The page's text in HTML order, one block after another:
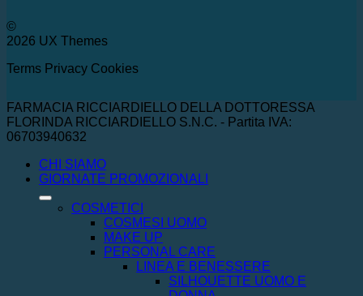
©
2026 UX Themes
Terms Privacy Cookies
FARMACIA RICCIARDIELLO DELLA DOTTORESSA
FLORINDA RICCIARDIELLO S.N.C. - Partita IVA:
06703940632
CHI SIAMO
GIORNATE PROMOZIONALI
COSMETICI
COSMESI UOMO
MAKE UP
PERSONAL CARE
LINEA E BENESSERE
SILHOUETTE UOMO E